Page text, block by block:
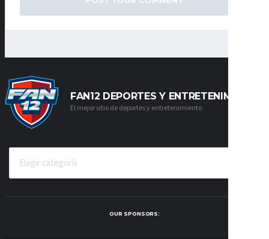
FAN12 DEPORTES Y ENTRETENIMIENTO
El mejor sitio de deportes y entretenimiento
OUR SPONSORS: